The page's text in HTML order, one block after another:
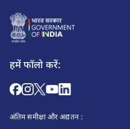
हमें फॉलो करें:
अंतिम समीक्षा और अद्यतन :